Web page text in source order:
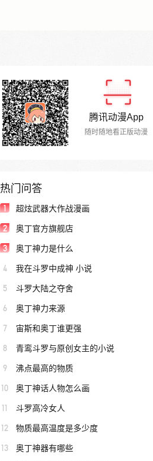
腾讯动漫App
随时随地看正版动漫
热门问答
1 超炫武器大作战漫画
2 奥丁官方旗舰店
3 奥丁神力是什么
4 我在斗罗中成神 小说
5 斗罗大陆之夺舍
6 奥丁神力来源
7 宙斯和奥丁谁更强
8 青鸾斗罗与原创女主的小说
9 沸点最高的物质
10 奥丁神话人物怎么画
11 斗罗高冷女人
12 物质最高温度是多少度
13 奥丁神器有哪些